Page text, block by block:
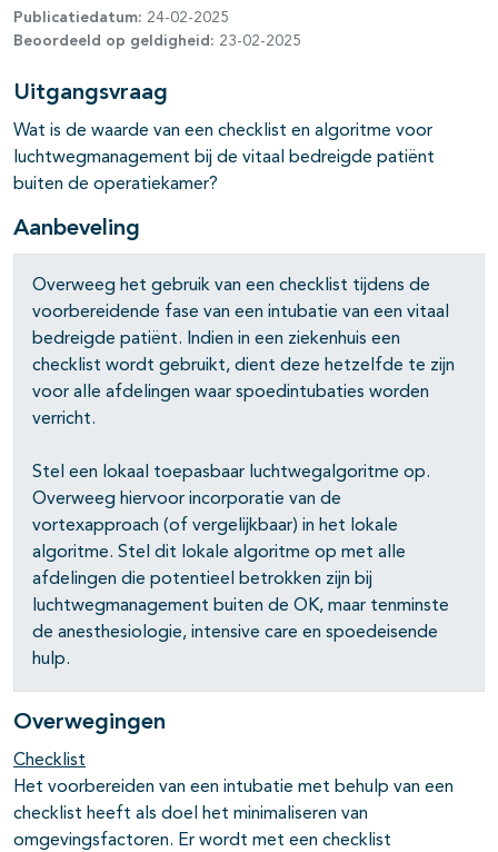
Publicatiedatum: 24-02-2025
Beoordeeld op geldigheid: 23-02-2025
Uitgangsvraag
Wat is de waarde van een checklist en algoritme voor
luchtwegmanagement bij de vitaal bedreigde patiënt
buiten de operatiekamer?
Aanbeveling
Overweeg het gebruik van een checklist tijdens de
voorbereidende fase van een intubatie van een vitaal
bedreigde patiënt. Indien in een ziekenhuis een
checklist wordt gebruikt, dient deze hetzelfde te zijn
voor alle afdelingen waar spoedintubaties worden
verricht.
Stel een lokaal toepasbaar luchtwegalgoritme op.
Overweeg hiervoor incorporatie van de
vortexapproach (of vergelijkbaar) in het lokale
algoritme. Stel dit lokale algoritme op met alle
afdelingen die potentieel betrokken zijn bij
luchtwegmanagement buiten de OK, maar tenminste
de anesthesiologie, intensive care en spoedeisende
hulp.
Overwegingen
Checklist
Het voorbereiden van een intubatie met behulp van een
checklist heeft als doel het minimaliseren van
omgevingsfactoren. Er wordt met een checklist